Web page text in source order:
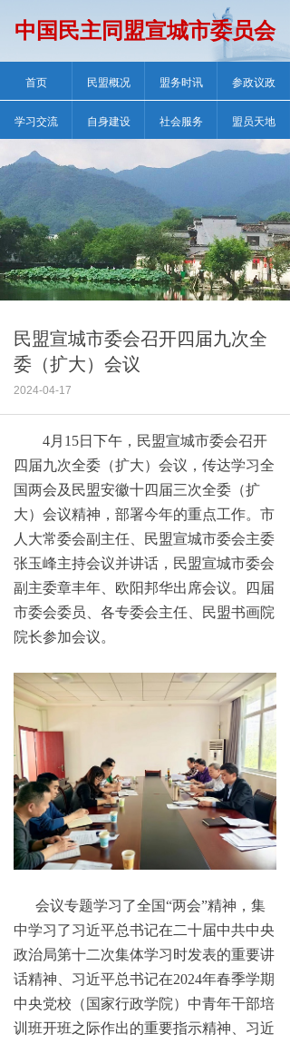
中国民主同盟宣城市委员会
首页 民盟概况 盟务时讯 参政议政
学习交流 自身建设 社会服务 盟员天地
民盟宣城市委会召开四届九次全
委（扩大）会议
2024-04-17
4月15日下午，民盟宣城市委会召开
四届九次全委（扩大）会议，传达学习全
国两会及民盟安徽十四届三次全委（扩
大）会议精神，部署今年的重点工作。市
人大常委会副主任、民盟宣城市委会主委
张玉峰主持会议并讲话，民盟宣城市委会
副主委章丰年、欧阳邦华出席会议。四届
市委会委员、各专委会主任、民盟书画院
院长参加会议。
会议专题学习了全国“两会”精神，集
中学习了习近平总书记在二十届中共中央
政治局第十二次集体学习时发表的重要讲
话精神、习近平总书记在2024年春季学期
中央党校（国家行政学院）中青年干部培
训班开班之际作出的重要指示精神、习近